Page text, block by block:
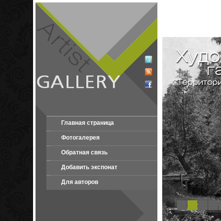
Главная страница
Фотогалерея
Обратная связь
Добавить экспонат
Для авторов